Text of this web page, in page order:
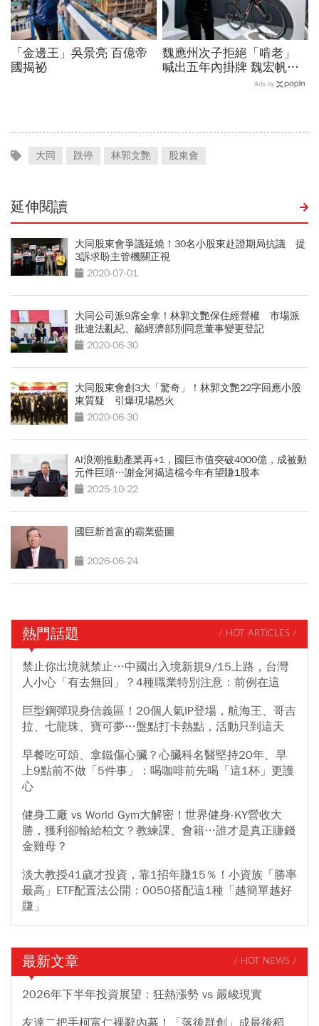
「金邊王」吳景亮 百億帝
國揭祕
魏應州次子拒絕「啃老」
喊出五年內掛牌 魏宏帆繳
出品牌路上首張成績單
Ads by
大同 跌停 林郭文艷 股東會
延伸閱讀
大同股東會爭議延燒！30名小股東赴證期局抗議 提
3訴求盼主管機關正視
2020-07-01
大同公司派9席全拿！林郭文艷保住經營權 市場派
批違法亂紀、籲經濟部別同意董事變更登記
2020-06-30
大同股東會創3大「驚奇」！林郭文艷22字回應小股
東質疑 引爆現場怒火
2020-06-30
AI浪潮推動產業再+1，國巨市值突破4000億，成被動
元件巨頭…謝金河揭這檔今年有望賺1股本
2025-10-22
國巨新首富的霸業藍圖
2026-06-24
熱門話題 / HOT ARTICLES /
禁止你出境就禁止…中國出入境新規9/15上路，台灣
人小心「有去無回」？4種職業特別注意：前例在這
巨型鋼彈現身信義區！20個人氣IP登場，航海王、哥吉
拉、七龍珠、寶可夢…盤點打卡熱點，活動只到這天
早餐吃可頌、拿鐵傷心臟？心臟科名醫堅持20年、早
上9點前不做「5件事」：喝咖啡前先喝「這1杯」更護
心
健身工廠 vs World Gym大解密！世界健身-KY營收大
勝，獲利卻輸給柏文？教練課、會籍…誰才是真正賺錢
金雞母？
淡大教授41歲才投資，靠1招年賺15％！小資族「勝率
最高」ETF配置法公開：0050搭配這1種「越簡單越好
賺」
最新文章 / HOT NEWS /
2026年下半年投資展望：狂熱漲勢 vs 嚴峻現實
友達二把手柯富仁裸辭內幕！「落後群創」成最後稻